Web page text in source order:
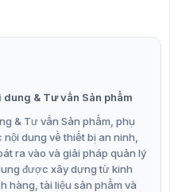
Hikvision DS-19A08-01BNG
Hikvision DS-
vào có dây, giúp kết nối
động.
dung & Tư vấn Sản phẩm
& Tư vấn Sản phẩm, phụ
dung về thiết bị an ninh,
ra vào và giải pháp quản lý
được xây dựng từ kinh
hàng, tài liệu sản phẩm và